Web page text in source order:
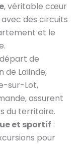
, véritable cœur
des circuits
et le
de
de Lalinde,
sur-Lot,
assurent
du territoire.
et sportif :
pour